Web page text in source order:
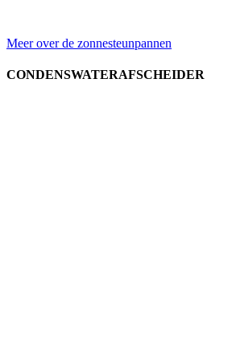
Meer over de zonnesteunpannen
CONDENSWATERAFSCHEIDER